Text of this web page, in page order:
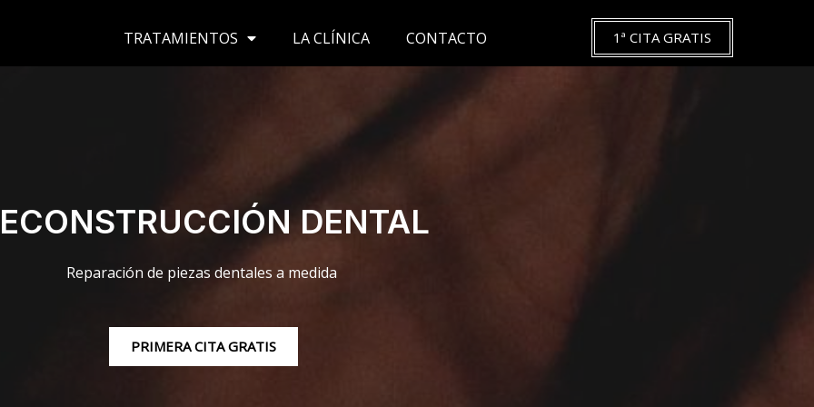
TRATAMIENTOS LA CLÍNICA CONTACTO 1ª CITA GRATIS
DENTAL
Reparación de piezas dentales a medida
PRIMERA CITA GRATIS